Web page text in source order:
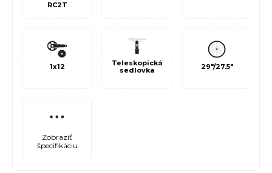
RC2T
1x12
Teleskopická
sedlovka
29"/27.5"
Zobraziť
špecifikáciu